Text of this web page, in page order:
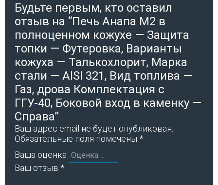
Будьте первым, кто оставил
отзыв на “Печь Анапа М2 в
полноценном кожухе — Защита
топки — Футеровка, Варианты
кожуха — Талькохлорит, Марка
стали — AISI 321, Вид топлива —
Газ, дрова Комплектация с
ГГУ-40, Боковой вход в каменку —
Справа”
Ваш адрес email не будет опубликован.
Обязательные поля помечены *
Ваша оценка
Ваш отзыв *